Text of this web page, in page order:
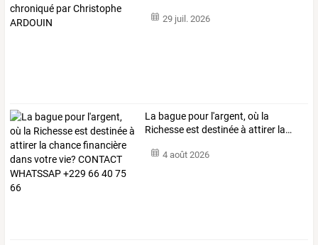
29 juil. 2026
La bague pour l'argent, où la
Richesseest destinéeà attirer la…
4 août 2026